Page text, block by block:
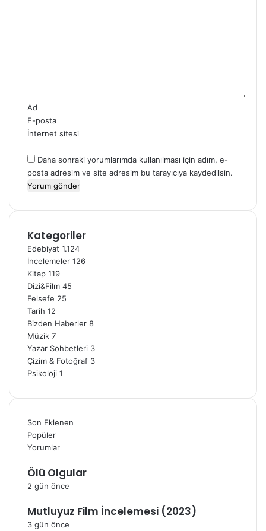
Ad
E-posta
İnternet sitesi
Daha sonraki yorumlarımda kullanılması için adım, e-
posta adresim ve site adresim bu tarayıcıya kaydedilsin.
Kategoriler
Edebiyat 1.124
İncelemeler 126
Kitap 119
Dizi&Film 45
Felsefe 25
Tarih 12
Bizden Haberler 8
Müzik 7
Yazar Sohbetleri 3
Çizim & Fotoğraf 3
Psikoloji 1
Son Eklenen
Popüler
Yorumlar
Ölü Olgular
2 gün önce
Mutluyuz Film İncelemesi (2023)
3 gün önce